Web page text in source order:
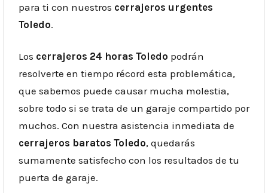
para ti con nuestros cerrajeros urgentes
Toledo.
Los cerrajeros 24 horas Toledo podrán
resolverte en tiempo récord esta problemática,
que sabemos puede causar mucha molestia,
sobre todo si se trata de un garaje compartido por
muchos. Con nuestra asistencia inmediata de
cerrajeros baratos Toledo, quedarás
sumamente satisfecho con los resultados de tu
puerta de garaje.